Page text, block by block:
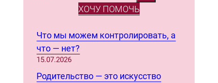
ХОЧУ ПОМОЧЬ
Что мы можем контролировать, а
что — нет?
15.07.2026
Родительство — это искусство